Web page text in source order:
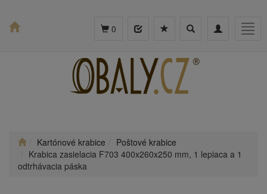
Toggle
Toggle
0
Kartónové krabice
Poštové krabice
Krabica zasielacia F703 400x260x250 mm, 1 lepiaca a 1
odtrhávacia páska